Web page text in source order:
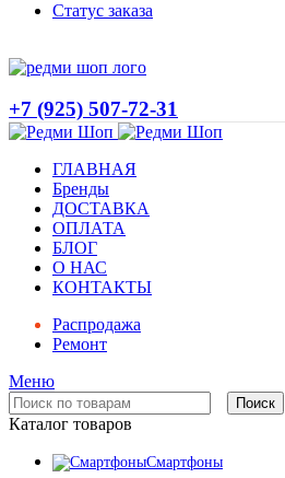
Статус заказа
+7 (925) 507-72-31
ГЛАВНАЯ
Бренды
ДОСТАВКА
ОПЛАТА
БЛОГ
О НАС
КОНТАКТЫ
Распродажа
Ремонт
Меню
Поиск
Каталог товаров
Смартфоны